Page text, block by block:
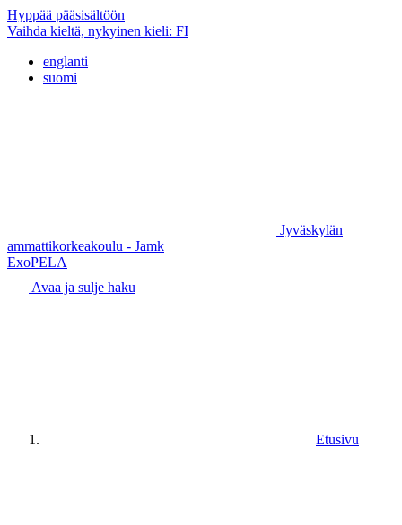
Hyppää pääsisältöön
Vaihda kieltä, nykyinen kieli: FI
englanti
suomi
Jyväskylän
ammattikorkeakoulu - Jamk
ExoPELA
Avaa ja sulje haku
Etusivu